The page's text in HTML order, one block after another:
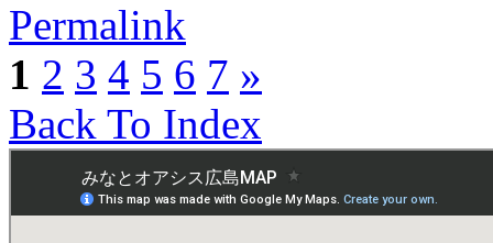
Permalink
1 2 3 4 5 6 7 »
Back To Index